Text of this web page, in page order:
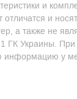
и
отличатся и
а также не
ГК Украины.
информацию у